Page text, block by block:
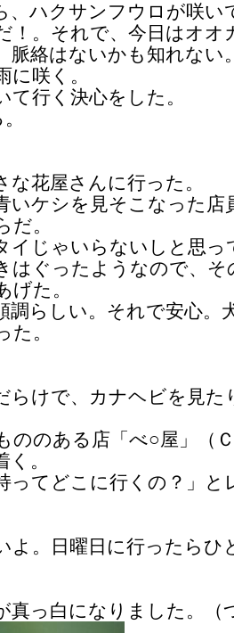
、ハクサンフウロが咲い
！。それで、今日はオオ
脈絡はないかも知れない
咲く。
て行く決心をした。
花屋さんに行った。
いケシを見そこなった店
だ。
イじゃいらないしと思っ
はぐったようなので、そ
げた。
調らしい。それで安心。
た。
らけで、カナヘビを見た
ののある店「べ○屋」（
。
ってどこに行くの？」と
よ。日曜日に行ったらひ
真っ白になりました。（